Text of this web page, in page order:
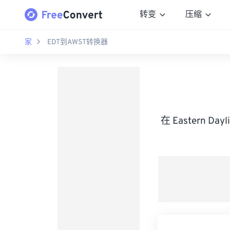
转变 压缩
家 EDT到AWST转换器
在 Eastern